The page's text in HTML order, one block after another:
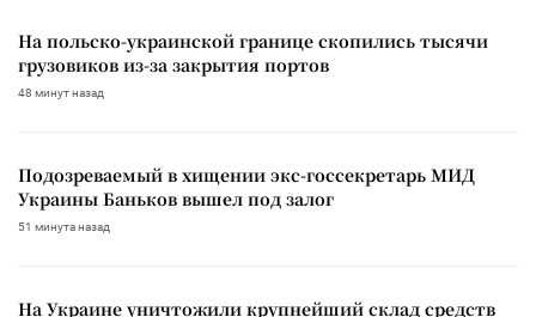
На польско-украинской границе скопились тысячи
грузовиков из-за закрытия портов
48 минут назад
Подозреваемый в хищении экс-госсекретарь МИД
Украины Баньков вышел под залог
51 минута назад
На Украине уничтожили крупнейший склад средств